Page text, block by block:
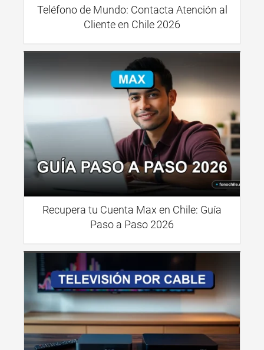
Teléfono de Mundo: Contacta Atención al
Cliente en Chile 2026
Recupera tu Cuenta Max en Chile: Guía
Paso a Paso 2026